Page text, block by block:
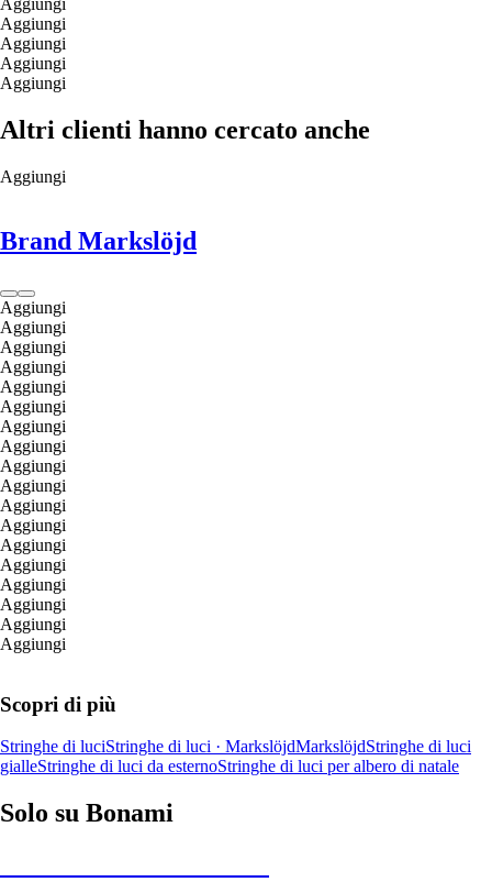
Aggiungi
Aggiungi
Aggiungi
Aggiungi
Aggiungi
Altri clienti hanno cercato anche
Aggiungi
Brand Markslöjd
Aggiungi
Aggiungi
Aggiungi
Aggiungi
Aggiungi
Aggiungi
Aggiungi
Aggiungi
Aggiungi
Aggiungi
Aggiungi
Aggiungi
Aggiungi
Aggiungi
Aggiungi
Aggiungi
Aggiungi
Aggiungi
Scopri di più
Stringhe di luciStringhe di luci · MarkslöjdMarkslöjdStringhe di luci
gialleStringhe di luci da esternoStringhe di luci per albero di natale
Solo su Bonami